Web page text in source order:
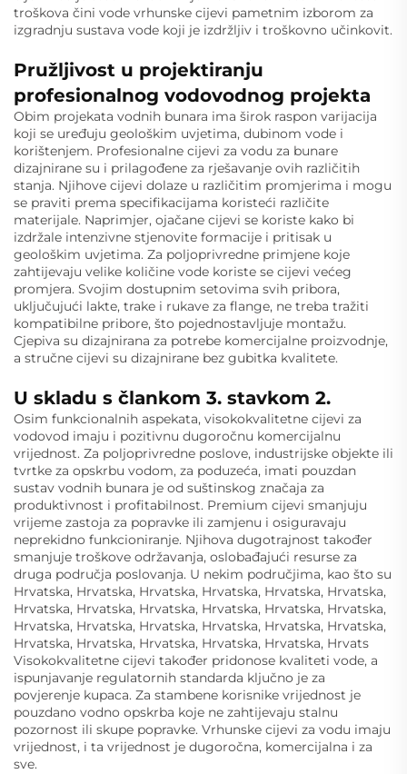
troškova čini vode vrhunske cijevi pametnim izborom za
izgradnju sustava vode koji je izdržljiv i troškovno učinkovit.
Pružljivost u projektiranju
profesionalnog vodovodnog projekta
Obim projekata vodnih bunara ima širok raspon varijacija
koji se uređuju geološkim uvjetima, dubinom vode i
korištenjem. Profesionalne cijevi za vodu za bunare
dizajnirane su i prilagođene za rješavanje ovih različitih
stanja. Njihove cijevi dolaze u različitim promjerima i mogu
se praviti prema specifikacijama koristeći različite
materijale. Naprimjer, ojačane cijevi se koriste kako bi
izdržale intenzivne stjenovite formacije i pritisak u
geološkim uvjetima. Za poljoprivredne primjene koje
zahtijevaju velike količine vode koriste se cijevi većeg
promjera. Svojim dostupnim setovima svih pribora,
uključujući lakte, trake i rukave za flange, ne treba tražiti
kompatibilne pribore, što pojednostavljuje montažu.
Cjepiva su dizajnirana za potrebe komercijalne proizvodnje,
a stručne cijevi su dizajnirane bez gubitka kvalitete.
U skladu s člankom 3. stavkom 2.
Osim funkcionalnih aspekata, visokokvalitetne cijevi za
vodovod imaju i pozitivnu dugoročnu komercijalnu
vrijednost. Za poljoprivredne poslove, industrijske objekte ili
tvrtke za opskrbu vodom, za poduzeća, imati pouzdan
sustav vodnih bunara je od suštinskog značaja za
produktivnost i profitabilnost. Premium cijevi smanjuju
vrijeme zastoja za popravke ili zamjenu i osiguravaju
neprekidno funkcioniranje. Njihova dugotrajnost također
smanjuje troškove održavanja, oslobađajući resurse za
druga područja poslovanja. U nekim područjima, kao što su
Hrvatska, Hrvatska, Hrvatska, Hrvatska, Hrvatska, Hrvatska,
Hrvatska, Hrvatska, Hrvatska, Hrvatska, Hrvatska, Hrvatska,
Hrvatska, Hrvatska, Hrvatska, Hrvatska, Hrvatska, Hrvatska,
Hrvatska, Hrvatska, Hrvatska, Hrvatska, Hrvatska, Hrvats
Visokokvalitetne cijevi također pridonose kvaliteti vode, a
ispunjavanje regulatornih standarda ključno je za
povjerenje kupaca. Za stambene korisnike vrijednost je
pouzdano vodno opskrba koje ne zahtijevaju stalnu
pozornost ili skupe popravke. Vrhunske cijevi za vodu imaju
vrijednost, i ta vrijednost je dugoročna, komercijalna i za
sve.